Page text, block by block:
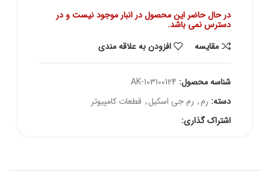
در حال حاضر این محصول در انبار موجود نیست و در
دسترس نمی باشد.
مقايسه
افزودن به علاقه مندی
شناسه محصول: AK-103100124
دسته: رم, رم جی اسکیل, قطعات کامپیوتر
اشتراک گذاری: